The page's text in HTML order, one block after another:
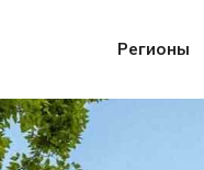
Регионы